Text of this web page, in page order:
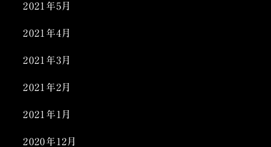
2021年5月
2021年4月
2021年3月
2021年2月
2021年1月
2020年12月